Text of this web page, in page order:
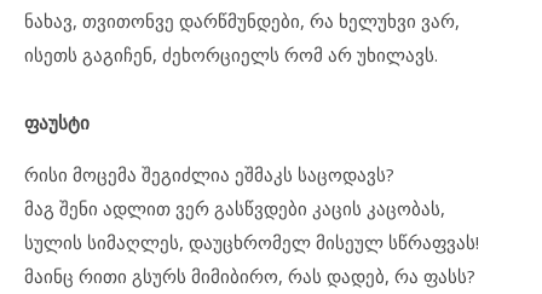
ნახავ, თვითონვე დარწმუნდები, რა ხელუხვი ვარ,
ისეთს გაგიჩენ, ძეხორციელს რომ არ უხილავს.
ფაუსტი
რისი მოცემა შეგიძლია ეშმაკს საცოდავს?
მაგ შენი ადლით ვერ გასწვდები კაცის კაცობას,
სულის სიმაღლეს, დაუცხრომელ მისეულ სწრაფვას!
მაინც რითი გსურს მიმიბირო, რას დადებ, რა ფასს?